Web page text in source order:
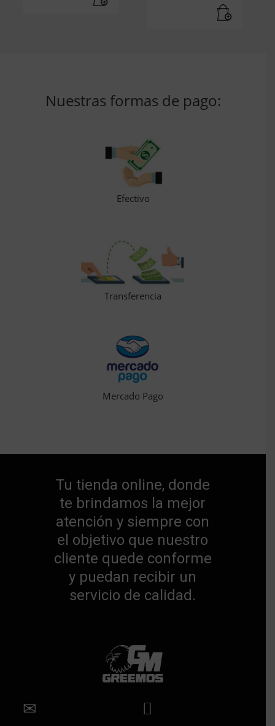
Nuestras formas de pago:
Efectivo
Transferencia
Mercado Pago
Tu tienda online, donde
te brindamos la mejor
atención y siempre con
el objetivo que nuestro
cliente quede conforme
y puedan recibir un
servicio de calidad.